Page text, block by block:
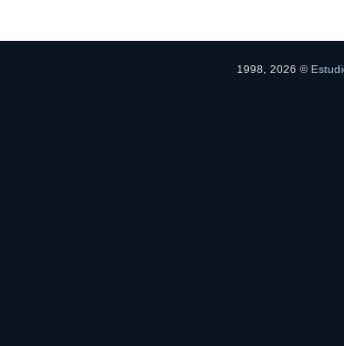
1998, 2026 ©